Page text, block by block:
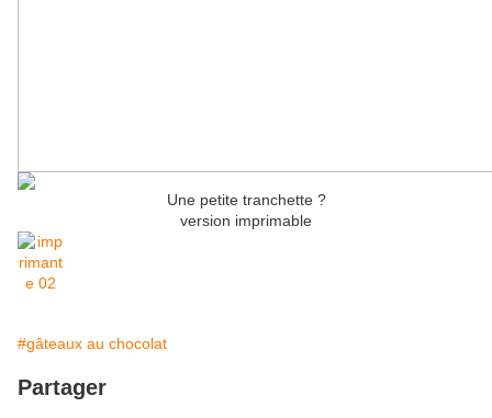
Une petite tranchette ?
version imprimable
#gâteaux au chocolat
Partager